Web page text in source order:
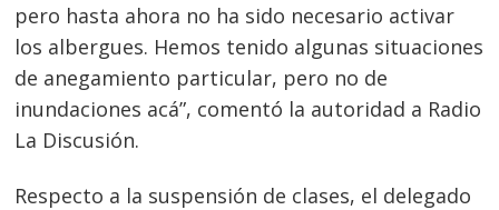
pero hasta ahora no ha sido necesario activar
los albergues. Hemos tenido algunas situaciones
de anegamiento particular, pero no de
inundaciones acá”, comentó la autoridad a Radio
La Discusión.
Respecto a la suspensión de clases, el delegado